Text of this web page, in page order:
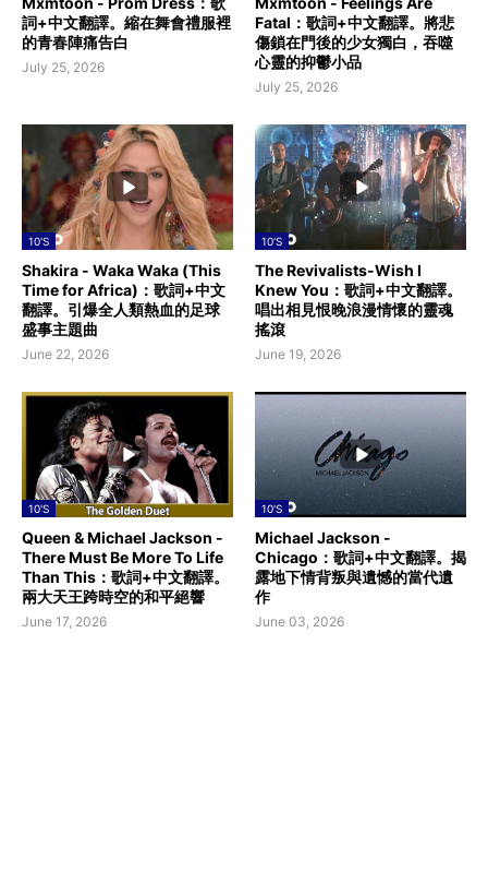
詞+中文翻譯。縮在舞會禮服裡
的青春陣痛告白
July 25, 2026
Fatal：歌詞+中文翻譯。將悲
傷鎖在門後的少女獨白，吞噬
心靈的抑鬱小品
July 25, 2026
10'S
Shakira - Waka Waka (This
Time for Africa)：歌詞+中文
翻譯。引爆全人類熱血的足球
盛事主題曲
June 22, 2026
10'S
The Revivalists-Wish I
Knew You：歌詞+中文翻譯。
唱出相見恨晚浪漫情懷的靈魂
搖滾
June 19, 2026
10'S
Queen & Michael Jackson -
There Must Be More To Life
Than This：歌詞+中文翻譯。
兩大天王跨時空的和平絕響
June 17, 2026
10'S
Michael Jackson -
Chicago：歌詞+中文翻譯。揭
露地下情背叛與遺憾的當代遺
作
June 03, 2026